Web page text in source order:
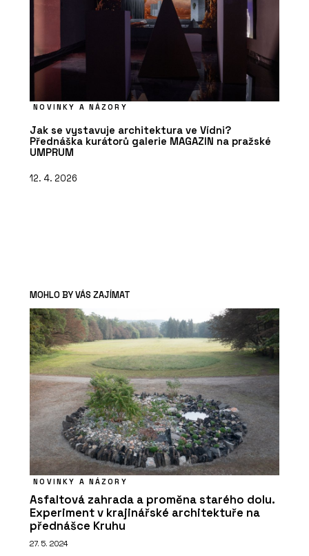
NOVINKY A NÁZORY
Jak se vystavuje architektura ve Vídni?
Přednáška kurátorů galerie MAGAZIN na pražské
UMPRUM
12. 4. 2026
MOHLO BY VÁS ZAJÍMAT
NOVINKY A NÁZORY
Asfaltová zahrada a proměna starého dolu.
Experiment v krajinářské architektuře na
přednášce Kruhu
27. 5. 2024